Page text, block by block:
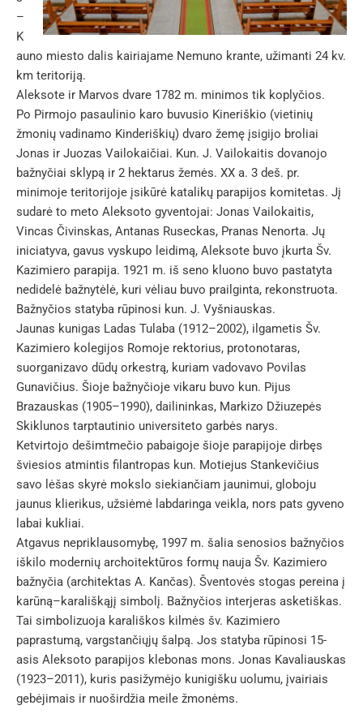
–
K
auno miesto dalis kairiajame Nemuno krante, užimanti 24 kv.
km teritoriją.
Aleksote ir Marvos dvare 1782 m. minimos tik koplyčios.
Po Pirmojo pasaulinio karo buvusio Kineriškio (vietinių
žmonių vadinamo Kinderiškių) dvaro žemę įsigijo broliai
Jonas ir Juozas Vailokaičiai. Kun. J. Vailokaitis dovanojo
bažnyčiai sklypą ir 2 hektarus žemės. XX a. 3 deš. pr.
minimoje teritorijoje įsikūrė katalikų parapijos komitetas. Jį
sudarė to meto Aleksoto gyventojai: Jonas Vailokaitis,
Vincas Čivinskas, Antanas Ruseckas, Pranas Nenorta. Jų
iniciatyva, gavus vyskupo leidimą, Aleksote buvo įkurta Šv.
Kazimiero parapija. 1921 m. iš seno kluono buvo pastatyta
nedidelė bažnytėlė, kuri vėliau buvo prailginta, rekonstruota.
Bažnyčios statyba rūpinosi kun. J. Vyšniauskas.
Jaunas kunigas Ladas Tulaba (1912–2002), ilgametis Šv.
Kazimiero kolegijos Romoje rektorius, protonotaras,
suorganizavo dūdų orkestrą, kuriam vadovavo Povilas
Gunavičius. Šioje bažnyčioje vikaru buvo kun. Pijus
Brazauskas (1905–1990), dailininkas, Markizo Džiuzepės
Skiklunos tarptautinio universiteto garbės narys.
Ketvirtojo dešimtmečio pabaigoje šioje parapijoje dirbęs
šviesios atmintis filantropas kun. Motiejus Stankevičius
savo lėšas skyrė mokslo siekiančiam jaunimui, globoju
jaunus klierikus, užsiėmė labdaringa veikla, nors pats gyveno
labai kukliai.
Atgavus nepriklausomybę, 1997 m. šalia senosios bažnyčios
iškilo modernių archoitektūros formų nauja Šv. Kazimiero
bažnyčia (architektas A. Kančas). Šventovės stogas pereina į
karūną–karališkąjį simbolį. Bažnyčios interjeras asketiškas.
Tai simbolizuoja karališkos kilmės šv. Kazimiero
paprastumą, vargstančiųjų šalpą. Jos statyba rūpinosi 15-
asis Aleksoto parapijos klebonas mons. Jonas Kavaliauskas
(1923–2011), kuris pasižymėjo kunigišku uolumu, įvairiais
gebėjimais ir nuoširdžia meile žmonėms.